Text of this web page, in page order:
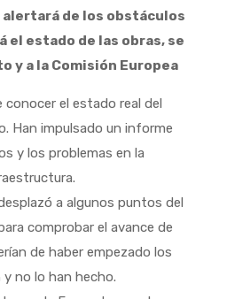
alertará de los obstáculos
el estado de las obras, se
y a la Comisión Europea
el estado real del
Han impulsado un informe
y los problemas en la
a algunos puntos del
comprobar el avance de
de haber empezado los
no lo han hecho.